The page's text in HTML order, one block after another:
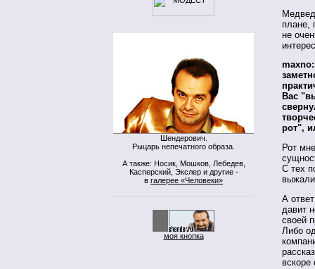
Шендерович.
Рыцарь непечатного образа.
А также: Носик, Мошков, Лебедев,
Касперский, Экслер и другие -
в галерее «Человеки»
моя кнопка
плане,
не
Вас
рот",
Рот
С тех
А
давит
своей
Либо